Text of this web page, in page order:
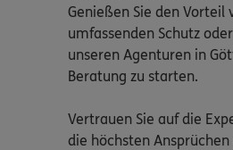
Genießen Sie den
umfassenden Schutz
unseren Agenturen in
Beratung zu starten.
Vertrauen Sie auf die
die höchsten